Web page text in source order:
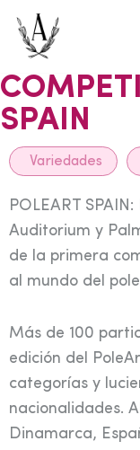
Skip
to
content
SPAIN
Variedades
POLEART
Auditorium y
de la primera
al mundo del
Más de 100
edición del
categorías y
nacionalidades.
Dinamarca,